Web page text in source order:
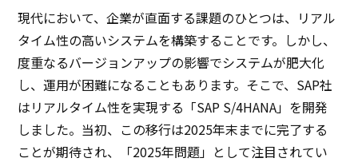
現代において、企業が直面する課題のひとつは、リアル
タイム性の高いシステムを構築することです。しかし、
度重なるバージョンアップの影響でシステムが肥大化
し、運用が困難になることもあります。そこで、SAP社
はリアルタイム性を実現する「SAP S/4HANA」を開発
しました。当初、この移行は2025年末までに完了する
ことが期待され、「2025年問題」として注目されてい